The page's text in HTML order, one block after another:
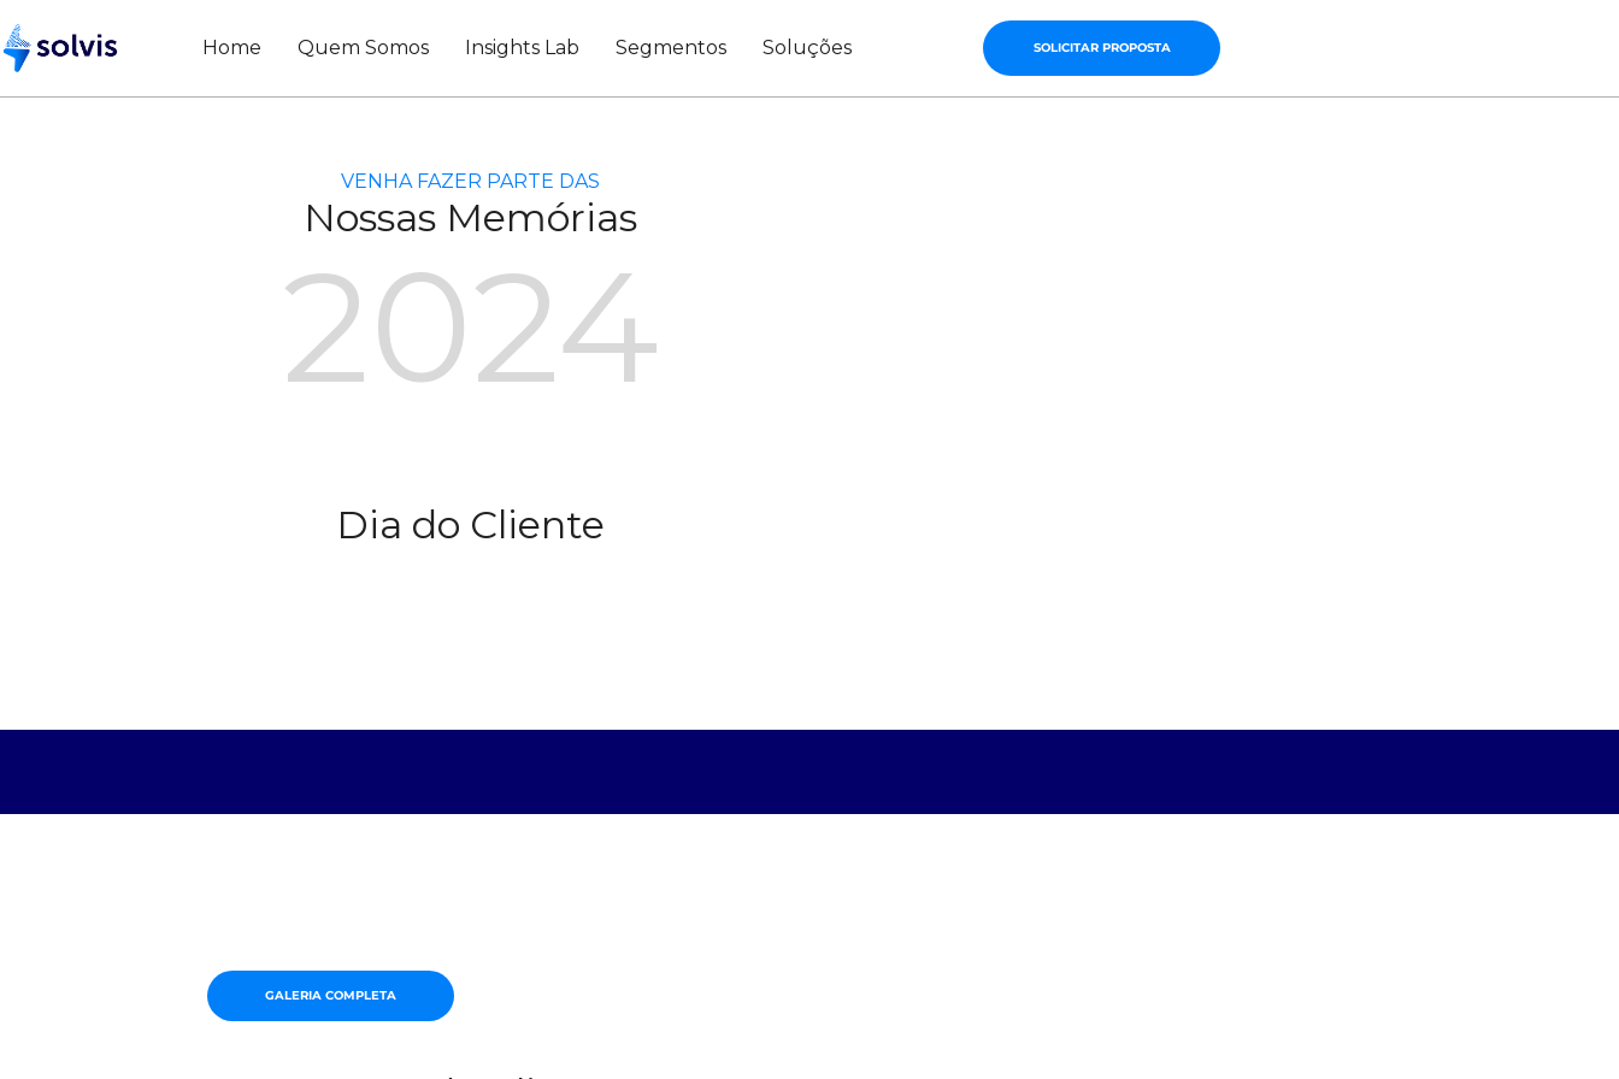
Home Quem Somos Insights Lab Segmentos Soluções SOLICITAR PROPOSTA
VENHA FAZER PARTE DAS
Nossas Memórias
2024
Dia do Cliente
GALERIA COMPLETA